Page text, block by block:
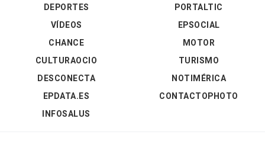
DEPORTES
VÍDEOS
PORTALTIC
EPSOCIAL
CHANCE
CULTURAOCIO
DESCONECTA
EPDATA.ES
INFOSALUS
MOTOR
TURISMO
NOTIMÉRICA
CONTACTOPHOTO